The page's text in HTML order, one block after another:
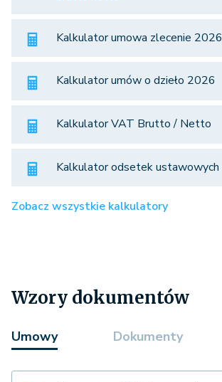
Kalkulator umowa zlecenie 2026
Kalkulator umów o dzieło 2026
Kalkulator VAT Brutto / Netto
Kalkulator odsetek ustawowych
Zobacz wszystkie kalkulatory
Wzory dokumentów
Umowy Dokumenty